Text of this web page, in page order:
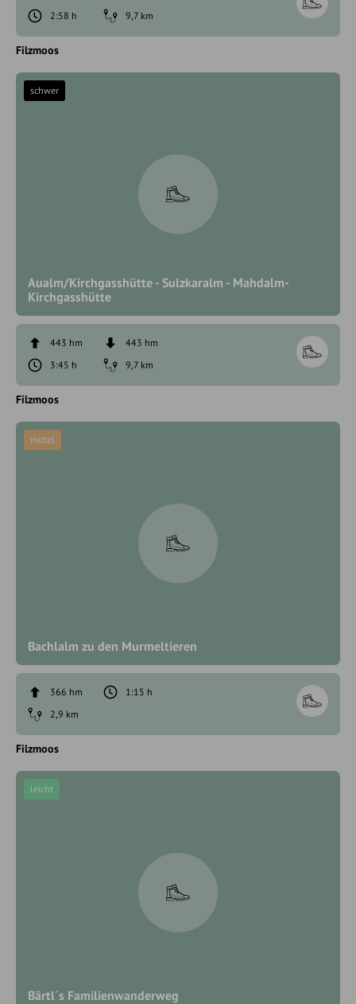
2:58 h
9,7 km
Filzmoos
Aualm/Kirchgasshütte - Sulzkaralm - Mahdalm-
Kirchgasshütte
schwer
443 hm
443 hm
3:45 h
9,7 km
Filzmoos
Bachlalm zu den Murmeltieren
mittel
366 hm
1:15 h
2,9 km
Filzmoos
Bärtl´s Familienwanderweg
leicht